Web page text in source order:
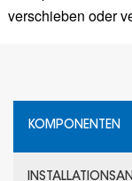
verschieben oder
KOMPONENTEN